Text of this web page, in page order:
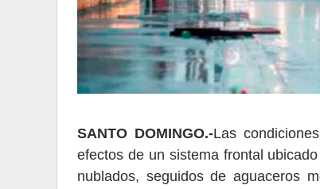
SANTO DOMINGO.-Las
efectos de un sistema frontal
nublados, seguidos de aguaceros